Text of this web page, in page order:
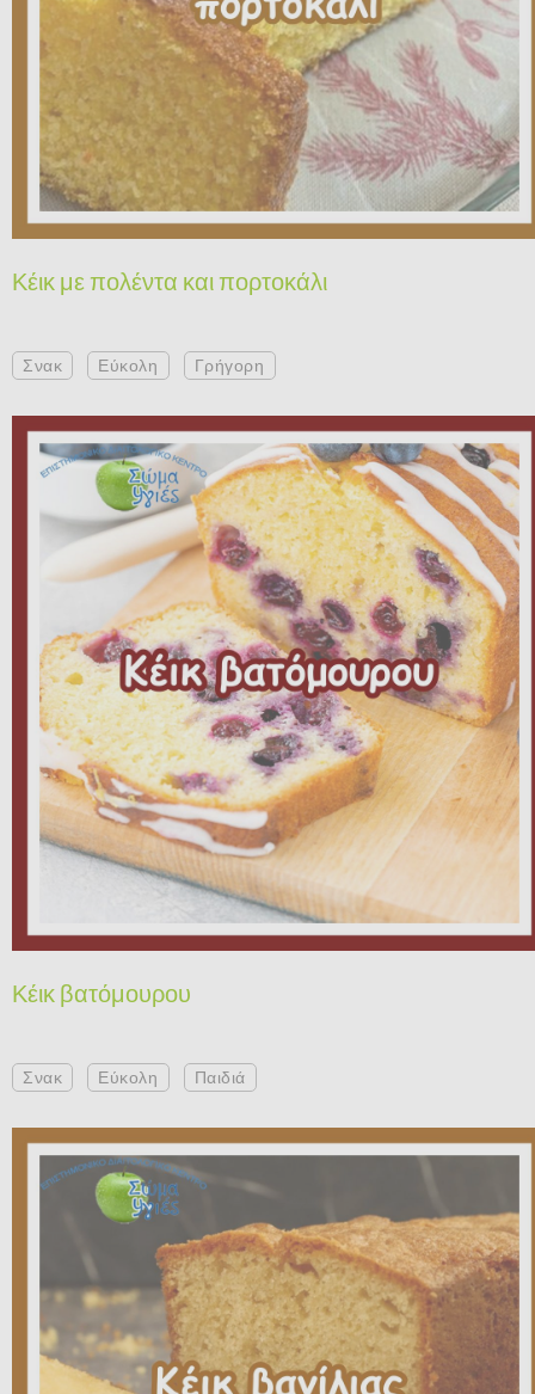
Κέικ με πολέντα και πορτοκάλι
Σνακ Εύκολη Γρήγορη
Κέικ βατόμουρου
Σνακ Εύκολη Παιδιά